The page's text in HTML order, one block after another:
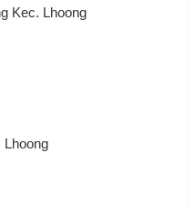
Kec. Lhoong
Lhoong